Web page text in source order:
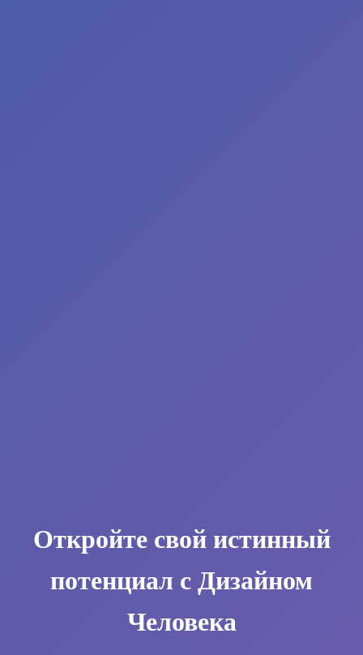
Откройте свой истинный
потенциал с Дизайном
Человека